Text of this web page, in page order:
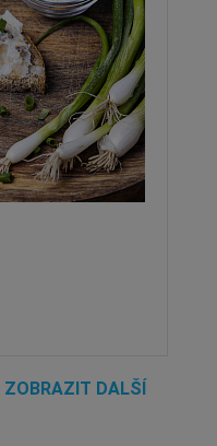
ZOBRAZIT DALŠÍ